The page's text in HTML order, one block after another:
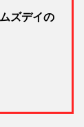
ズデイの